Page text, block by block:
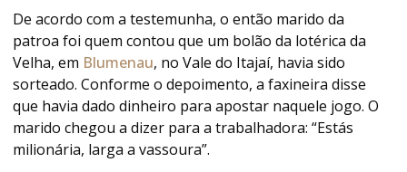
De acordo com a testemunha, o então marido da
patroa foi quem contou que um bolão da lotérica da
Velha, em Blumenau, no Vale do Itajaí, havia sido
sorteado. Conforme o depoimento, a faxineira disse
que havia dado dinheiro para apostar naquele jogo. O
marido chegou a dizer para a trabalhadora: “Estás
milionária, larga a vassoura”.